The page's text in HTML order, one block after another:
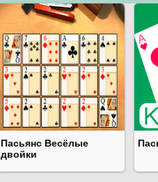
Пасьянс Весёлые
двойки